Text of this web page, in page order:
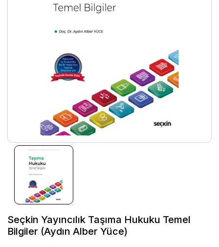
Seçkin Yayıncılık Taşıma Hukuku Temel
Bilgiler (Aydın Alber Yüce)